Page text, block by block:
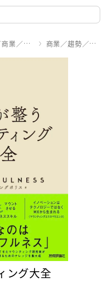
人社／心理／商業／其他 商業／趨勢／求職
ング大全